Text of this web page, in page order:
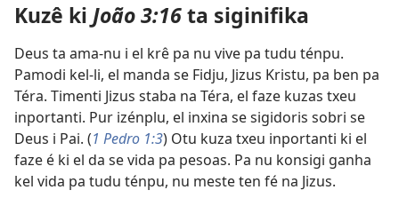
Kuzê ki João 3:16ta siginifika
Deus ta ama-nu i el krê pa nu vive pa tudu ténpu.
Pamodi kel-li, el manda se Fidju, Jizus Kristu, pa ben pa
Téra. Timenti Jizus staba na Téra, el faze kuzas txeu
inportanti. Pur izénplu, el inxina se sigidoris sobri se
Deus i Pai. (1 Pedro 1:3) Otu kuza txeu inportanti ki el
faze é ki el da se vida pa pesoas. Pa nu konsigi ganha
kel vida pa tudu ténpu, nu meste ten fé na Jizus.